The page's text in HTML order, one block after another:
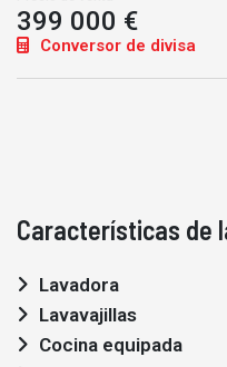
399 000 €
Conversor de divisa
Características de
Lavadora
Lavavajillas
Cocina equipada